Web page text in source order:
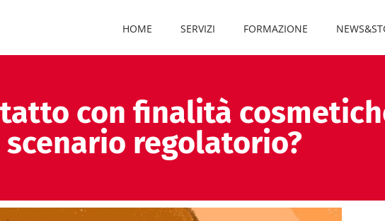
HOME SERVIZI FORMAZIONE
con finalità
scenario regolatorio?